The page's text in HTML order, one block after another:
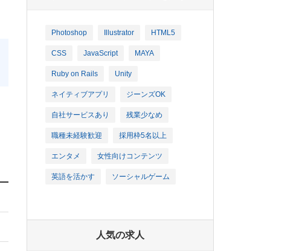
Photoshop Illustrator HTML5
CSS JavaScript MAYA
Ruby on Rails Unity
ネイティブアプリ ジーンズOK
自社サービスあり 残業少なめ
職種未経験歓迎 採用枠5名以上
エンタメ 女性向けコンテンツ
英語を活かす ソーシャルゲーム
人気の求人